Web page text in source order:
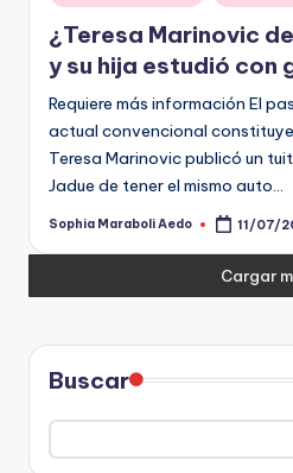
en
¿Teresa Marinovic
y su hija estudió con
Requiere más información El
actual convencional
Teresa Marinovic publicó un
Jadue de tener el mismo auto…
Publicado
Sophia Maraboli Aedo 11/07/
Cargar
Buscar